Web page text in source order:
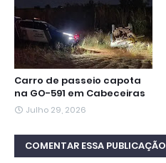
Carro de passeio capota
na GO-591 em Cabeceiras
Julho 29, 2026
COMENTAR ESSA PUBLICAÇÃO